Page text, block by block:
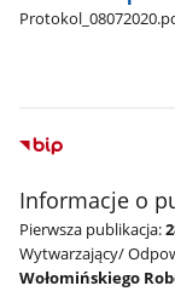
Informacje o
Pierwsza publikacja:
Wytwarzający/
Wołomińskiego